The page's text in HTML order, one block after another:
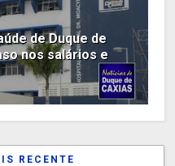
de Duque de
nos salários e
RECENTE